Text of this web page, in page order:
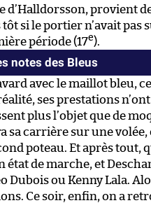
d’Halldorsson, provient
si le portier n’avait pas
période (17e).
notes des Bleus
avec le maillot bleu,
ses prestations
plus l’objet que de
sa carrière sur une
poteau. Et après tout,
état de marche, et
Dubois ou Kenny Lala.
Ce soir, enfin, on a